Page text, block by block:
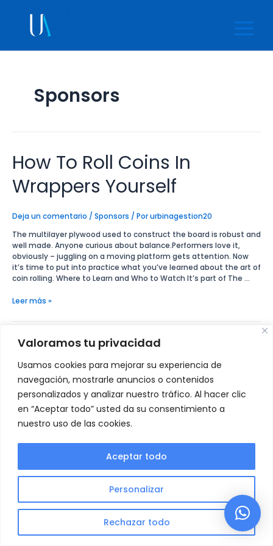
Valoramos tu privacidad
Usamos cookies para mejorar su experiencia de
navegación, mostrarle anuncios o contenidos
personalizados y analizar nuestro tráfico. Al hacer clic
en “Aceptar todo” usted da su consentimiento a
nuestro uso de las cookies.
Personalizar
Rechazar todo
Aceptar todo
Menu
Sponsors
How To Roll Coins In
Wrappers Yourself
Deja un comentario / Sponsors / Porurbinagestion20
The multilayer plywood used to construct the board is robust and
well made. Anyone curious about balance.Performers love it,
obviously – juggling on a moving platform gets attention. Now
it’s time to put into practice what you’ve learned about the art of
coin rolling. Where to Learn and Who to Watch It’s part of The …
How
To
Coins
Yourself
Leer más »
Política de privacidad
Aviso Legal
Política de Cookies
Copyright © 2026 | Urbina Asesores